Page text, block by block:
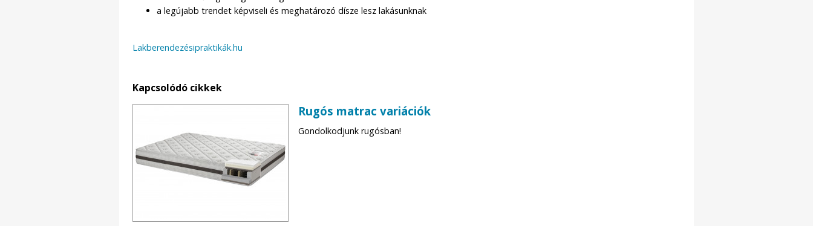
a legújabb trendet képviseli és meghatározó dísze lesz lakásunknak
Lakberendezésipraktikák.hu
Kapcsolódó cikkek
Rugós matrac variációk
Gondolkodjunk rugósban!